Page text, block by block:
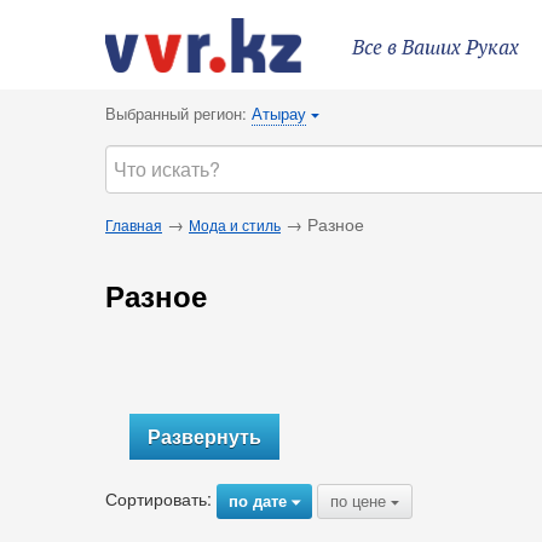
Все в Ваших Руках
Выбранный регион: Атырау {
Главная → Мода и стиль → Разное
Разное
Развернуть
Сортировать: по дате{ по цене {